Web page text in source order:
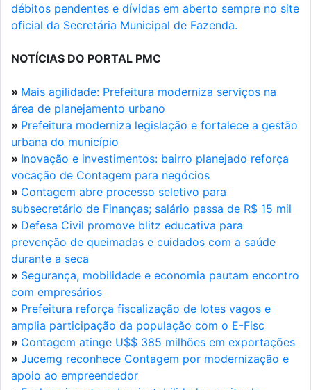
débitos pendentes e dívidas em aberto sempre no site
oficial da Secretária Municipal de Fazenda.
NOTÍCIAS DO PORTAL PMC
» Mais agilidade: Prefeitura moderniza serviços na
área de planejamento urbano
» Prefeitura moderniza legislação e fortalece a gestão
urbana do município
» Inovação e investimentos: bairro planejado reforça
vocação de Contagem para negócios
» Contagem abre processo seletivo para
subsecretário de Finanças; salário passa de R$ 15 mil
» Defesa Civil promove blitz educativa para
prevenção de queimadas e cuidados com a saúde
durante a seca
» Segurança, mobilidade e economia pautam encontro
com empresários
» Prefeitura reforça fiscalização de lotes vagos e
amplia participação da população com o E-Fisc
» Contagem atinge U$$ 385 milhões em exportações
» Jucemg reconhece Contagem por modernização e
apoio ao empreendedor